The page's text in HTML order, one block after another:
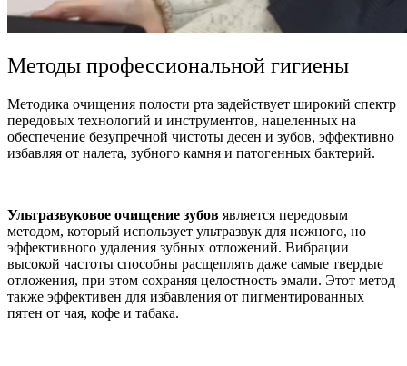
Методы профессиональной гигиены
Методика очищения полости рта задействует широкий спектр
передовых технологий и инструментов, нацеленных на
обеспечение безупречной чистоты десен и зубов, эффективно
избавляя от налета, зубного камня и патогенных бактерий.
Ультразвуковое очищение зубов является передовым
методом, который использует ультразвук для нежного, но
эффективного удаления зубных отложений. Вибрации
высокой частоты способны расщеплять даже самые твердые
отложения, при этом сохраняя целостность эмали. Этот метод
также эффективен для избавления от пигментированных
пятен от чая, кофе и табака.